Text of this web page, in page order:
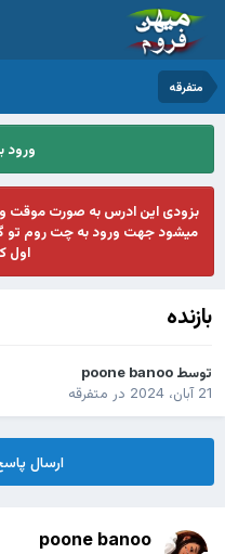
متفرقه
ورود
بزودی این ادرس به صورت موقت
میشود جهت ورود به چت روم تو
اول
بازنده
توسط poone banoo
21 آبان، 2024
در متفرقه
ارسال
poone banoo